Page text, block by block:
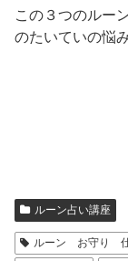
この３つのルー
のたいていの悩
ルーン占い講座
ルーン お守り